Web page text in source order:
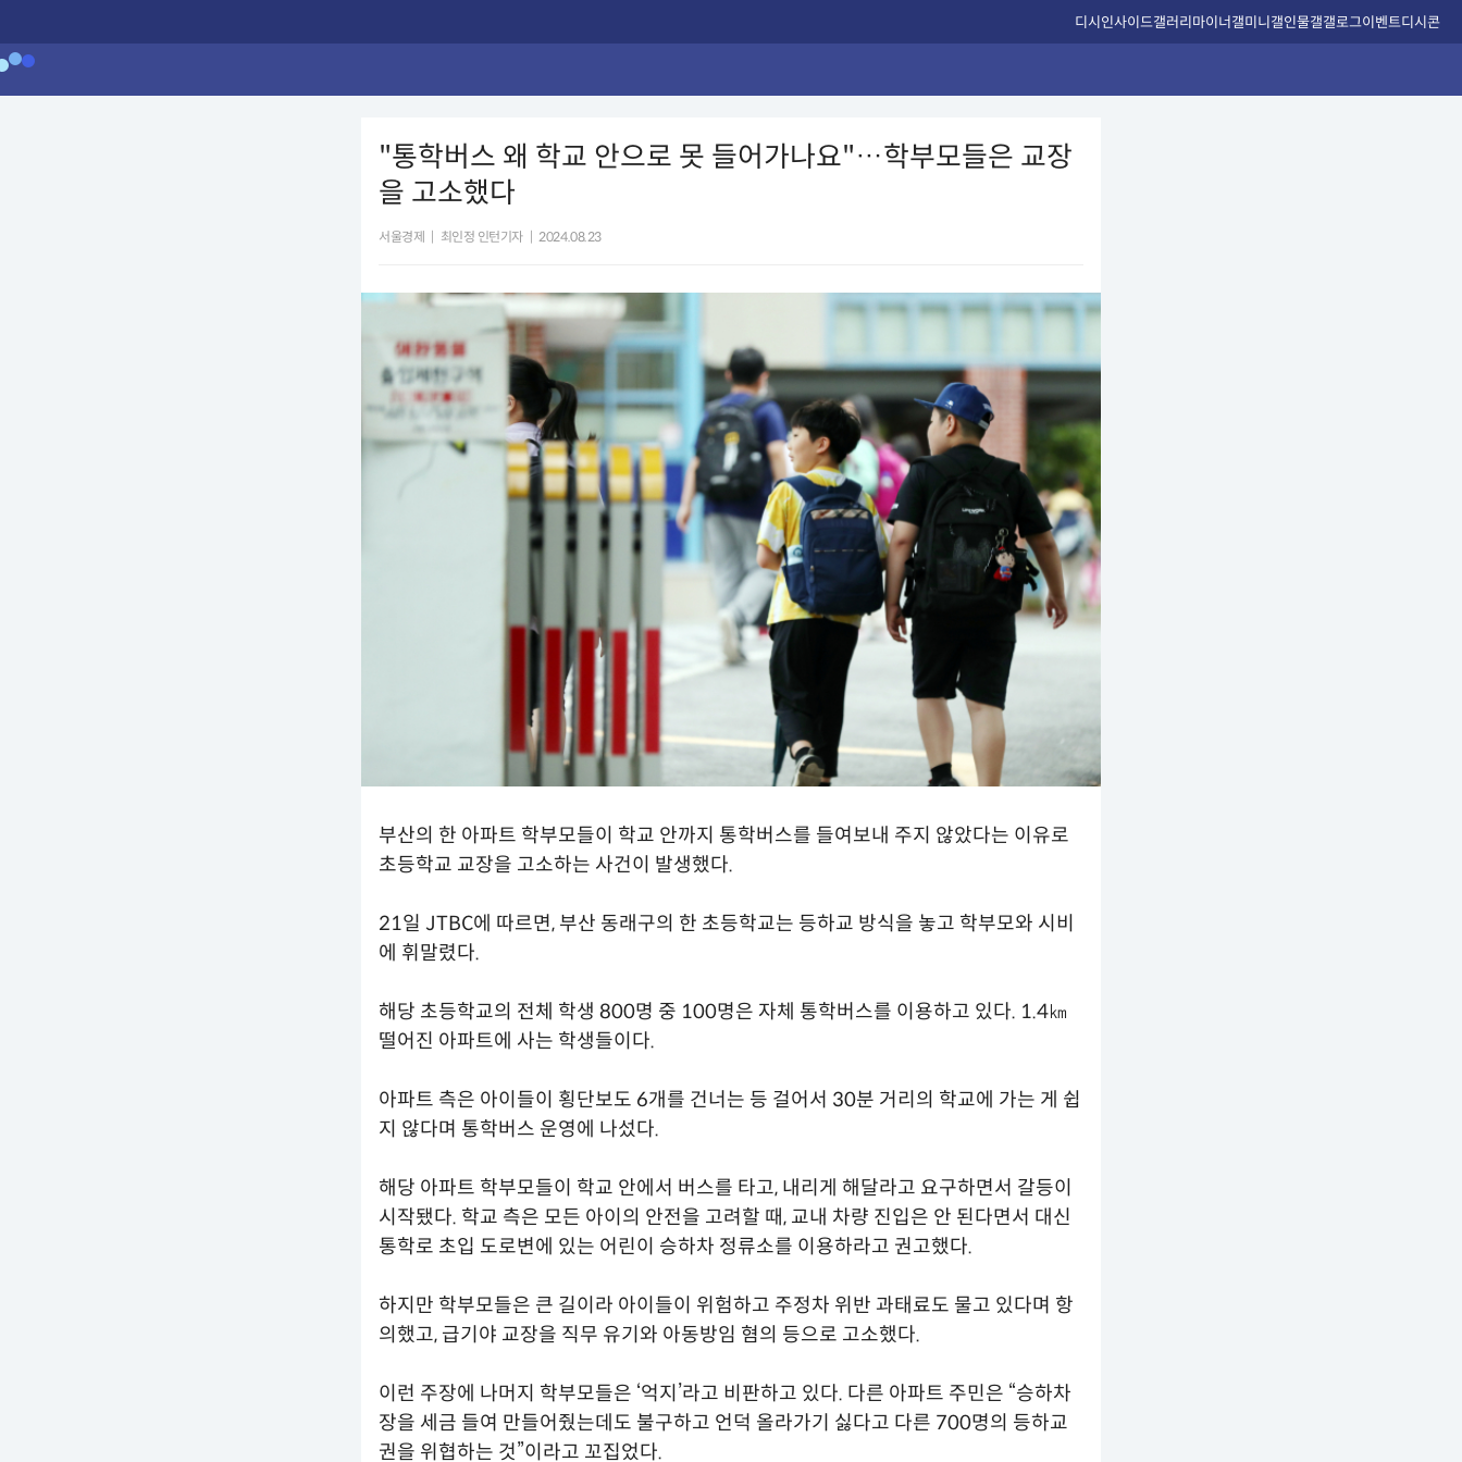
디시인사이드갤러리마이너갤미니갤인물갤갤로그이벤트디시콘
"통학버스 왜 학교 안으로 못 들어가나요"…학부모들은 교장
을 고소했다
서울경제 최인정 인턴기자 2024.08.23
부산의 한 아파트 학부모들이 학교 안까지 통학버스를 들여보내 주지 않았다는 이유로
초등학교 교장을 고소하는 사건이 발생했다.
21일 JTBC에 따르면, 부산 동래구의 한 초등학교는 등하교 방식을 놓고 학부모와 시비
에 휘말렸다.
해당 초등학교의 전체 학생 800명 중 100명은 자체 통학버스를 이용하고 있다. 1.4㎞
떨어진 아파트에 사는 학생들이다.
아파트 측은 아이들이 횡단보도 6개를 건너는 등 걸어서 30분 거리의 학교에 가는 게 쉽
지 않다며 통학버스 운영에 나섰다.
해당 아파트 학부모들이 학교 안에서 버스를 타고, 내리게 해달라고 요구하면서 갈등이
시작됐다. 학교 측은 모든 아이의 안전을 고려할 때, 교내 차량 진입은 안 된다면서 대신
통학로 초입 도로변에 있는 어린이 승하차 정류소를 이용하라고 권고했다.
하지만 학부모들은 큰 길이라 아이들이 위험하고 주정차 위반 과태료도 물고 있다며 항
의했고, 급기야 교장을 직무 유기와 아동방임 혐의 등으로 고소했다.
이런 주장에 나머지 학부모들은 ‘억지’라고 비판하고 있다. 다른 아파트 주민은 “승하차
장을 세금 들여 만들어줬는데도 불구하고 언덕 올라가기 싫다고 다른 700명의 등하교
권을 위협하는 것”이라고 꼬집었다.